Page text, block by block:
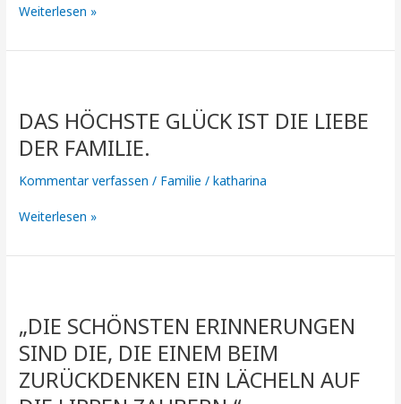
Weiterlesen »
DAS HÖCHSTE GLÜCK IST DIE LIEBE
DER FAMILIE.
Kommentar verfassen / Familie /katharina
Glück
ist
die
Liebe
Familie.
Weiterlesen »
„DIE SCHÖNSTEN ERINNERUNGEN
SIND DIE, DIE EINEM BEIM
ZURÜCKDENKEN EIN LÄCHELN AUF
ERINNERUNGEN
SIND
DIE,
DIE